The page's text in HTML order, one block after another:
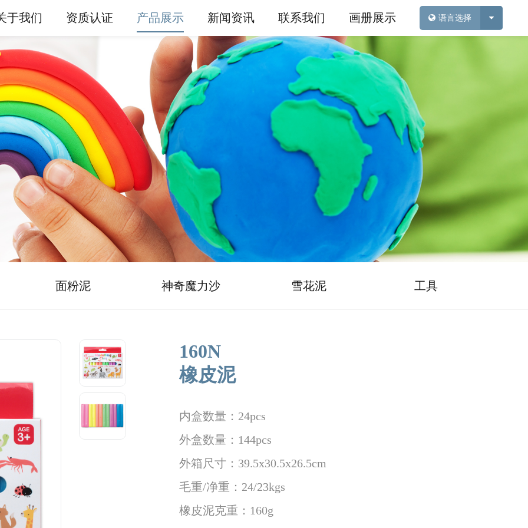
语言选择
于我们 资质认证 产品展示
产品展示
橡皮泥
面粉泥 神奇魔力沙 雪花泥
新闻资讯
公司新闻 行业新闻
联系我们 画册展示
面粉泥 神奇魔力沙 雪花泥 工具
160N
橡皮泥
内盒数量：24pcs
外盒数量：144pcs
外箱尺寸：39.5x30.5x26.5cm
毛重/净重：24/23kgs
橡皮泥克重：160g